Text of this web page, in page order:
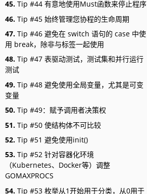
45. Tip #44 有意地使用Must函数来停止程序
46. Tip #45 始终管理您协程的生命周期
47. Tip #46 避免在 switch 语句的 case 中使
用 break，除非与标签一起使用
48. Tip #47 表驱动测试，测试集和并行运行
测试
49. Tip #48 避免使用全局变量，尤其是可变
变量
50. Tip #49：赋予调用者决策权
51. Tip #50 使结构体不可比较
52. Tip #51 避免使用init()
53. Tip #52 针对容器化环境
（Kubernetes、Docker等）调整
GOMAXPROCS
54. Tip #53 枚举从1开始用于分类，从0用于